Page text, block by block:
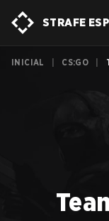
STRAFE
INICIAL CS:GO